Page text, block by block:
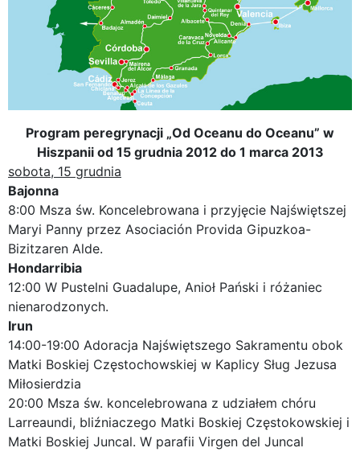
Program peregrynacji „Od Oceanu do Oceanu” w
Hiszpanii od 15 grudnia 2012 do 1 marca 2013
sobota, 15 grudnia
Bajonna
8:00 Msza św. Koncelebrowana i przyjęcie Najświętszej
Maryi Panny przez Asociación Provida Gipuzkoa-
Bizitzaren Alde.
Hondarribia
12:00 W Pustelni Guadalupe, Anioł Pański i różaniec
nienarodzonych.
Irun
14:00-19:00 Adoracja Najświętszego Sakramentu obok
Matki Boskiej Częstochowskiej w Kaplicy Sług Jezusa
Miłosierdzia
20:00 Msza św. koncelebrowana z udziałem chóru
Larreaundi, bliźniaczego Matki Boskiej Częstokowskiej i
Matki Boskiej Juncal. W parafii Virgen del Juncal